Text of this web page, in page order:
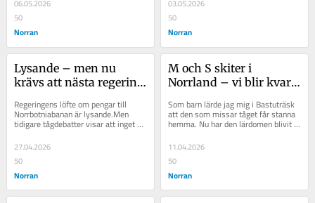
06.05.2026
50
Norran
03.05.2026
50
Norran
Lysande – men nu
krävs att nästa regering
järnvägen
Regeringens löfte om pengar till
Norrbotniabanan är lysande.Men
tidigare tågdebatter visar att inget är
klart förrän rälsen är lagd.Nästa...
27.04.2026
50
Norran
M och S skiter i
Norrland – vi blir kvar
Som barn lärde jag mig i Bastuträsk
att den som missar tåget får stanna
hemma. Nu har den lärdomen blivit
11.04.2026
50
Norran